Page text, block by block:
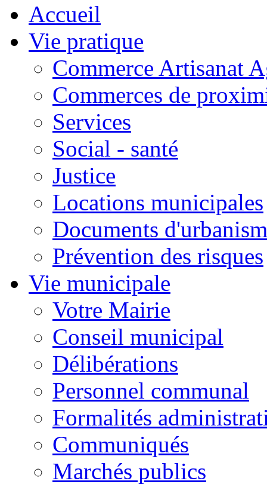
Accueil
Vie pratique
Commerce Artisanat
Commerces de
Services
Social - santé
Justice
Locations municipales
Documents
Prévention des risques
Vie municipale
Votre Mairie
Conseil municipal
Délibérations
Personnel communal
Formalités
Communiqués
Marchés publics